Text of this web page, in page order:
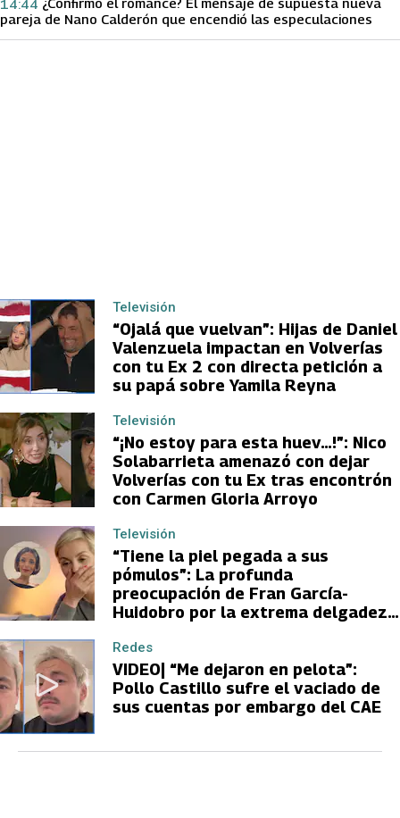
pareja de Nano Calderón que encendió las especulaciones
14:44
Televisión
“Ojalá que vuelvan”: Hijas de Daniel
Valenzuela impactan en Volverías
con tu Ex 2 con directa petición a
su papá sobre Yamila Reyna
Televisión
“¡No estoy para esta huev…!”: Nico
Solabarrieta amenazó con dejar
Volverías con tu Ex tras encontrón
con Carmen Gloria Arroyo
Televisión
“Tiene la piel pegada a sus
pómulos”: La profunda
preocupación de Fran García-
Huidobro por la extrema delgadez
Redes
VIDEO| “Me dejaron en pelota”:
Pollo Castillo sufre el vaciado de
sus cuentas por embargo del CAE